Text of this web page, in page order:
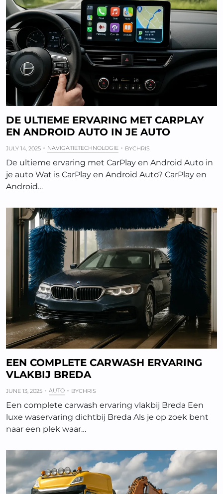
DE ULTIEME ERVARING MET CARPLAY
EN ANDROID AUTO IN JE AUTO
JULY 14, 2025 NAVIGATIETECHNOLOGIE BYCHRIS
De ultieme ervaring met CarPlay en Android Auto in
je auto Wat is CarPlay en Android Auto? CarPlay en
Android…
EEN COMPLETE CARWASH ERVARING
VLAKBIJ BREDA
JUNE 13, 2025 AUTO BYCHRIS
Een complete carwash ervaring vlakbij Breda Een
luxe waservaring dichtbij Breda Als je op zoek bent
naar een plek waar…